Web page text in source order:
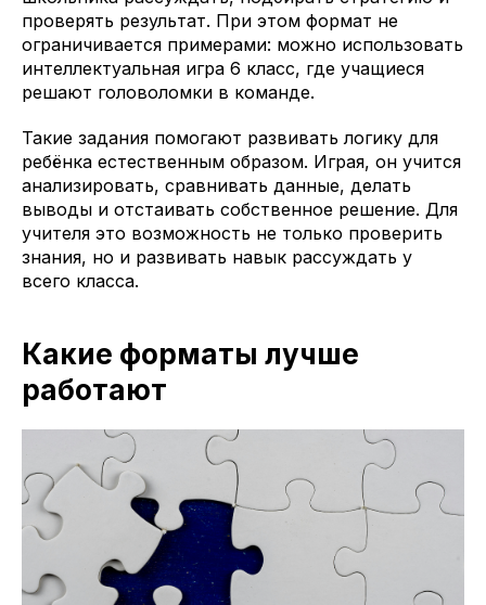
проверять результат. При этом формат не
ограничивается примерами: можно использовать
интеллектуальная игра 6 класс, где учащиеся
решают головоломки в команде.
Такие задания помогают развивать логику для
ребёнка естественным образом. Играя, он учится
анализировать, сравнивать данные, делать
выводы и отстаивать собственное решение. Для
учителя это возможность не только проверить
знания, но и развивать навык рассуждать у
всего класса.
Какие форматы лучше
работают